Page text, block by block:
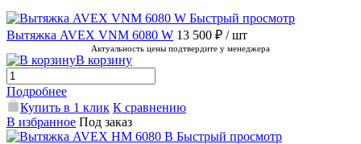
Быстрый просмотр
Вытяжка AVEX VNM 6080 W 13 500 ₽ / шт
Актуальность цены подтвердите у менеджера
В корзину
Подробнее
Купить в 1 клик К сравнению
В избранное Под заказ
Быстрый просмотр